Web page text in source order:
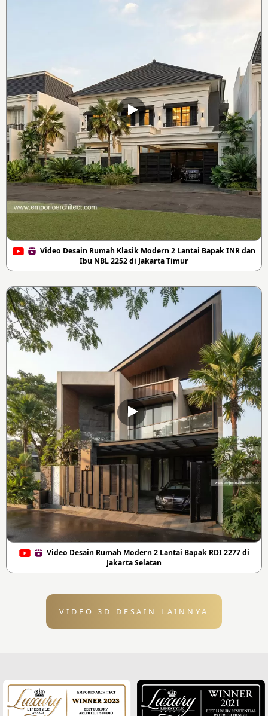
Video Desain Rumah Klasik Modern 2 Lantai Bapak INR dan
Ibu NBL 2252 di Jakarta Timur
Video Desain Rumah Modern 2 Lantai Bapak RDI 2277 di
Jakarta Selatan
VIDEO 3D DESAIN LAINNYA